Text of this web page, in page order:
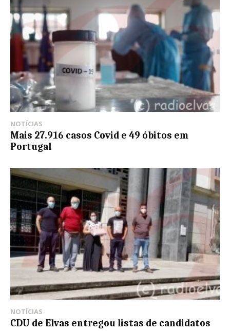
NOTÍCIAS
Mais 27.916 casos Covid e 49 óbitos em
Portugal
NOTÍCIAS
CDU de Elvas entregou listas de candidatos